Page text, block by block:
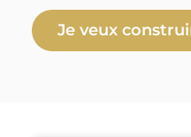
Je veux